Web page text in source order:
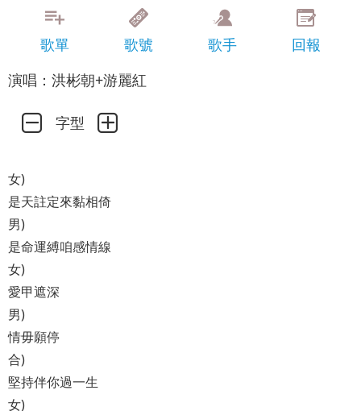
歌單 歌號 歌手
回報
演唱：洪彬朝+游麗紅
字型
女)
是天註定來黏相倚
男)
是命運縛咱感情線
女)
愛甲遮深
男)
情毋願停
合)
堅持伴你過一生
女)